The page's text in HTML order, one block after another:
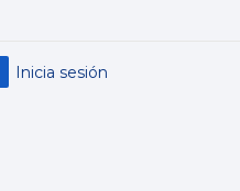
Inicia sesión